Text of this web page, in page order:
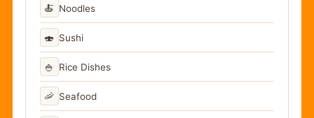
🍝 Noodles
🍣 Sushi
🍚 Rice Dishes
🦐 Seafood